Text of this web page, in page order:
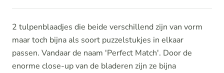
2 tulpenblaadjes die beide verschillend zijn van vorm
maar toch bijna als soort puzzelstukjes in elkaar
passen. Vandaar de naam 'Perfect Match'. Door de
enorme close-up van de bladeren zijn ze bijna